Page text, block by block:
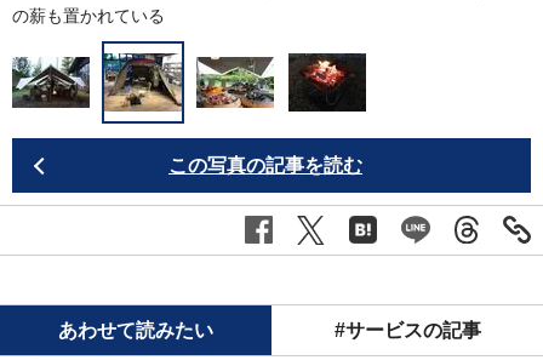
の薪も置かれている
この写真の記事を読む
あわせて読みたい #サービスの記事